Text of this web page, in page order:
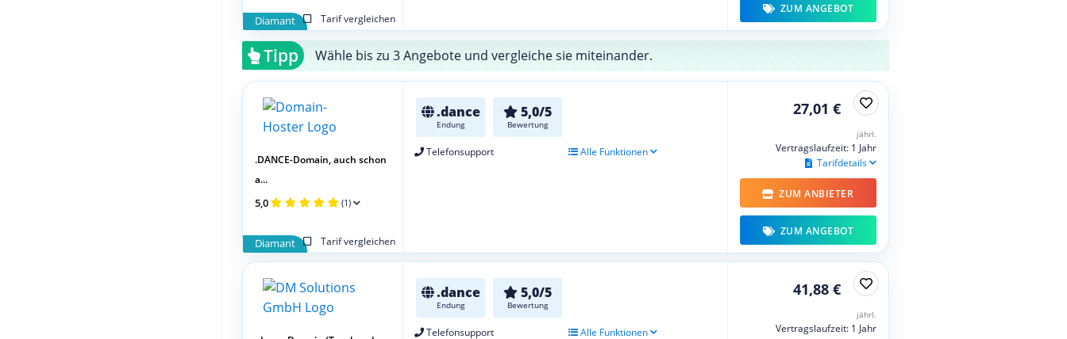
Diamant Tarif vergleichen
ZUM ANGEBOT
Tipp Wähle bis zu 3 Angebote und vergleiche sie miteinander.
.dance
Endung
5,0/5
Bewertung
Telefonsupport Alle Funktionen
Diamant Tarif vergleichen
.DANCE-Domain, auch schon
a...
5,0 (1)
27,01 €
jährl.
Vertragslaufzeit: 1 Jahr
Tarifdetails
ZUM ANBIETER
ZUM ANGEBOT
.dance
Endung
5,0/5
Bewertung
Telefonsupport Alle Funktionen
41,88 €
jährl.
Vertragslaufzeit: 1 Jahr